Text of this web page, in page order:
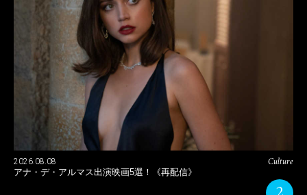
Culture
2026.08.08
アナ・デ・アルマス出演映画5選！《再配信》